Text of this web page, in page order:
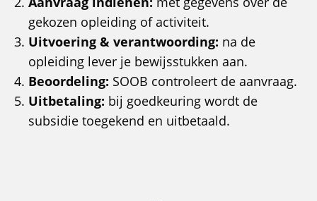
gekozen opleiding of activiteit.
Uitvoering & verantwoording: na de
opleiding lever je bewijsstukken aan.
Beoordeling: SOOB controleert de aanvraag.
Uitbetaling: bij goedkeuring wordt de
subsidie toegekend en uitbetaald.